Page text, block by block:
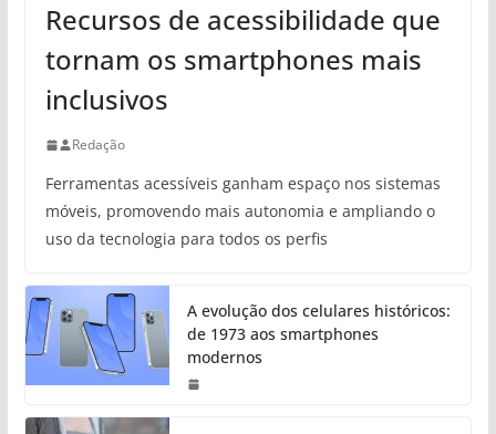
Recursos de acessibilidade que
tornam os smartphones mais
inclusivos
Redação
Ferramentas acessíveis ganham espaço nos sistemas
móveis, promovendo mais autonomia e ampliando o
uso da tecnologia para todos os perfis
A evolução dos celulares históricos:
de 1973 aos smartphones
modernos